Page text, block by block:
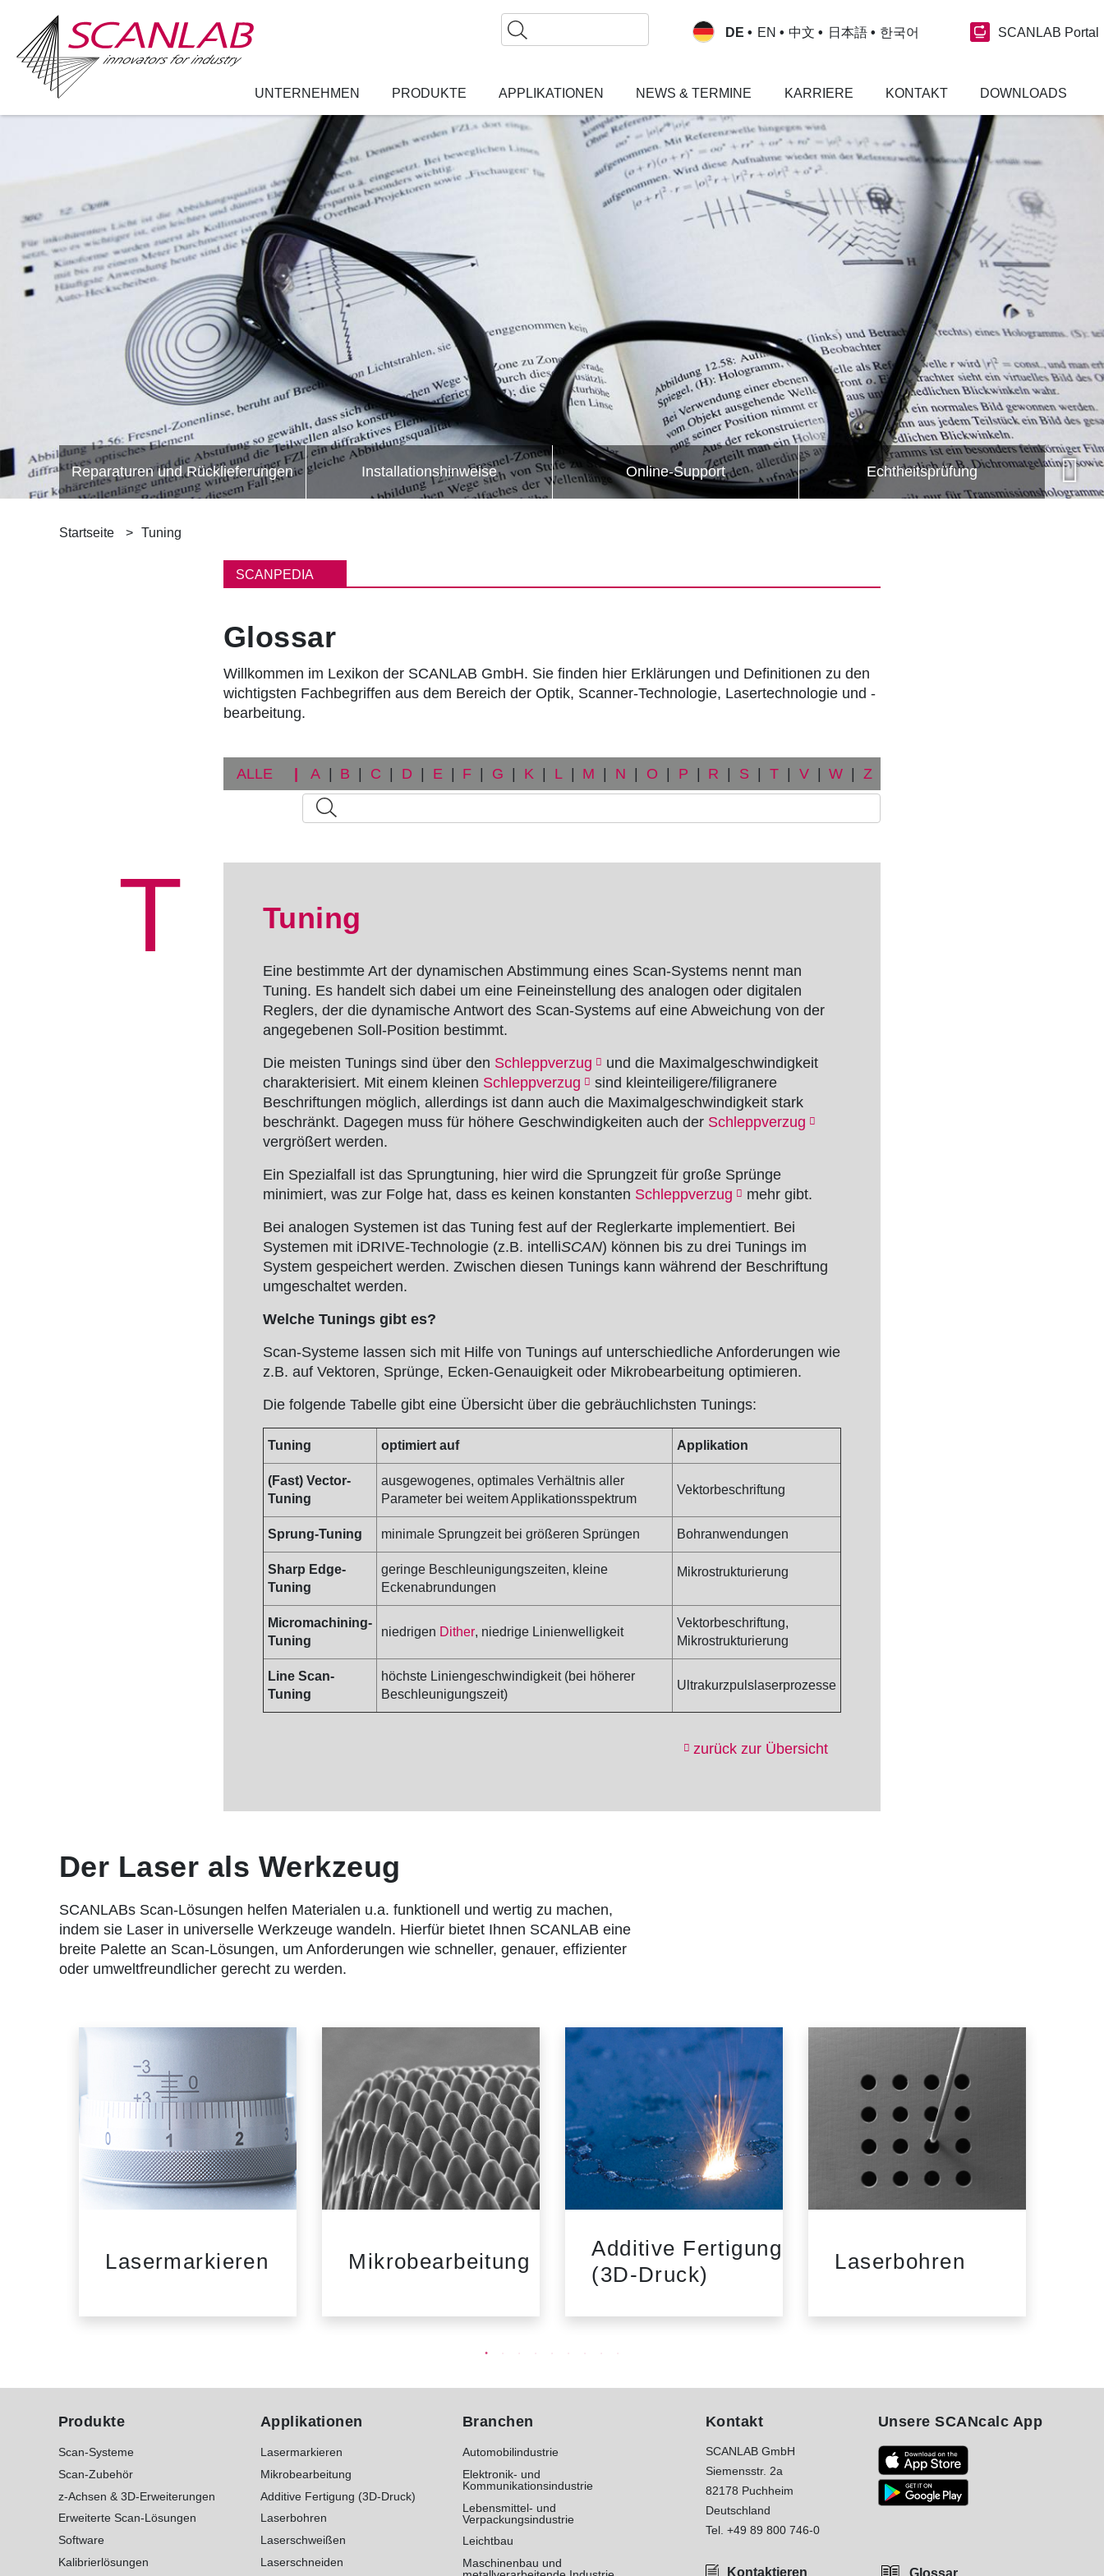
Suche
DE EN 中文 日本語 한국어 SCANLAB Portal
UNTERNEHMEN PRODUKTE APPLIKATIONEN NEWS & TERMINE KARRIERE KONTAKT DOWNLOADS
Reparaturen und Rücklieferungen Installationshinweise Online-Support Echtheitsprüfung
P
Startseite Tuning
SCANPEDIA
Glossar
Willkommen im Lexikon der SCANLAB GmbH. Sie finden hier Erklärungen und Definitionen zu den
wichtigsten Fachbegriffen aus dem Bereich der Optik, Scanner-Technologie, Lasertechnologie und -
bearbeitung.
ALLE | A | B | C | D | E | F | G | K | L | M | N | O | P | R | S | T | V | W | Z
T Tuning
Eine bestimmte Art der dynamischen Abstimmung eines Scan-Systems nennt man
Tuning. Es handelt sich dabei um eine Feineinstellung des analogen oder digitalen
Reglers, der die dynamische Antwort des Scan-Systems auf eine Abweichung von der
angegebenen Soll-Position bestimmt.
Die meisten Tunings sind über den Schleppverzug
und die Maximalgeschwindigkeit
charakterisiert. Mit einem kleinen Schleppverzug
sind kleinteiligere/filigranere
Beschriftungen möglich, allerdings ist dann auch die Maximalgeschwindigkeit stark
beschränkt. Dagegen muss für höhere Geschwindigkeiten auch der Schleppverzug
vergrößert werden.
Ein Spezialfall ist das Sprungtuning, hier wird die Sprungzeit für große Sprünge
minimiert, was zur Folge hat, dass es keinen konstanten Schleppverzug
mehr gibt.
Bei analogen Systemen ist das Tuning fest auf der Reglerkarte implementiert. Bei
Systemen mit iDRIVE-Technologie (z.B. intelliSCAN) können bis zu drei Tunings im
System gespeichert werden. Zwischen diesen Tunings kann während der Beschriftung
umgeschaltet werden.
Welche Tunings gibt es?
Scan-Systeme lassen sich mit Hilfe von Tunings auf unterschiedliche Anforderungen wie
z.B. auf Vektoren, Sprünge, Ecken-Genauigkeit oder Mikrobearbeitung optimieren.
Die folgende Tabelle gibt eine Übersicht über die gebräuchlichsten Tunings:
Tuning optimiert auf Applikation
(Fast) Vector-
Tuning
ausgewogenes, optimales Verhältnis aller
Parameter bei weitem Applikationsspektrum
Vektorbeschriftung
Sprung-Tuning minimale Sprungzeit bei größeren Sprüngen Bohranwendungen
Sharp Edge-
Tuning
geringe Beschleunigungszeiten, kleine
Eckenabrundungen
Mikrostrukturierung
Micromachining-
Tuning
niedrigen Dither, niedrige Linienwelligkeit
Vektorbeschriftung,
Mikrostrukturierung
Line Scan-
Tuning
höchste Liniengeschwindigkeit (bei höherer
Beschleunigungszeit)
Ultrakurzpulslaserprozesse
zurück zur Übersicht
Der Laser als Werkzeug
SCANLABs Scan-Lösungen helfen Materialen u.a. funktionell und wertig zu machen,
indem sie Laser in universelle Werkzeuge wandeln. Hierfür bietet Ihnen SCANLAB eine
breite Palette an Scan-Lösungen, um Anforderungen wie schneller, genauer, effizienter
oder umweltfreundlicher gerecht zu werden.
Lasermarkieren Mikrobearbeitung
Additive Fertigung
(3D-Druck)
Laserbohren
Produkte
Scan-Systeme
Scan-Zubehör
z-Achsen & 3D-Erweiterungen
Erweiterte Scan-Lösungen
Software
Kalibrierlösungen
Applikationen
Lasermarkieren
Mikrobearbeitung
Additive Fertigung (3D-Druck)
Laserbohren
Laserschweißen
Laserschneiden
Branchen
Automobilindustrie
Elektronik- und
Kommunikationsindustrie
Lebensmittel- und
Verpackungsindustrie
Leichtbau
Maschinenbau und
Kontakt
SCANLAB GmbH
Siemensstr. 2a
82178 Puchheim
Deutschland
Tel. +49 89 800 746-0
Kontaktieren
Unsere SCANcalc App
Glossar